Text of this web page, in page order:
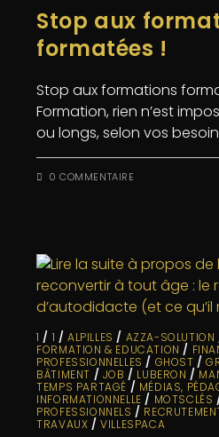
Stop aux
formatées !
Stop aux formations
Formation, rien n’est
ou longs, selon vos
0 COMMENTAIRE
1 / 1 /ALPILLES / AZZA-SOLUTION
FORMATION & EDUCATION /
PROFESSIONNELLES / GHOST /
BÂTIMENT / JOB / LUBERON /
TEMPS PARTAGÉ / MÉDIAS,
INFORMATIONNELLE / MOTSCLÉS
PROFESSIONNELS /
TRAVAUX /VILLESPACA